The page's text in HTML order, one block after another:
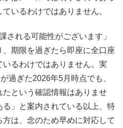
いるわけではありません。
される可能性がございます」
期限を過ぎたら即座に全口座
るわけではありません。実
過ぎた2026年5月時点でも、
という確認情報はありませ
」と案内されている以上、特
は、念のため早めに対応して